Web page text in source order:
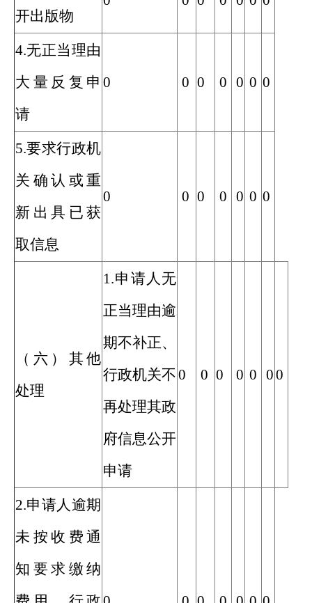
开出版物
4.无正当理由
大量反复申
请
0 0 0 0 0 0 0
5.要求行政机
关确认或重
新出具已获
取信息
0 0 0 0 0 0 0
（六）其他
处理
1.申请人无
正当理由逾
期不补正、
行政机关不
再处理其政
府信息公开
申请
0 0 0 0 0 00
2.申请人逾期
未按收费通
知要求缴纳